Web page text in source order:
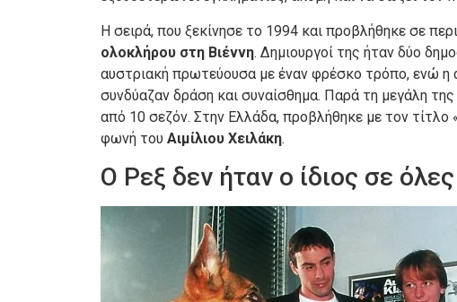
Η σειρά, που ξεκίνησε το 1994 και προβλήθηκε σε
ολοκλήρου στη Βιέννη. Δημιουργοί της ήταν δύο
αυστριακή πρωτεύουσα με έναν φρέσκο τρόπο, ενώ η
συνδύαζαν δράση και συναίσθημα. Παρά τη μεγάλη
από 10 σεζόν. Στην Ελλάδα, προβλήθηκε με τον
φωνή του Αιμίλιου Χειλάκη.
Ο Ρεξ δεν ήταν ο ίδιος σε